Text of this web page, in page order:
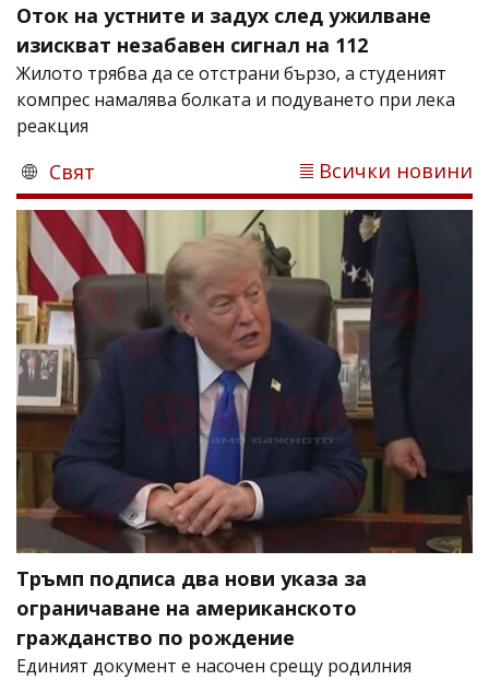
Оток на устните и задух след ужилване
изискват незабавен сигнал на 112
Жилото трябва да се отстрани бързо, а студеният
компрес намалява болката и подуването при лека
реакция
Свят Всички новини
Тръмп подписа два нови указа за
ограничаване на американското
гражданство по рождение
Единият документ е насочен срещу родилния